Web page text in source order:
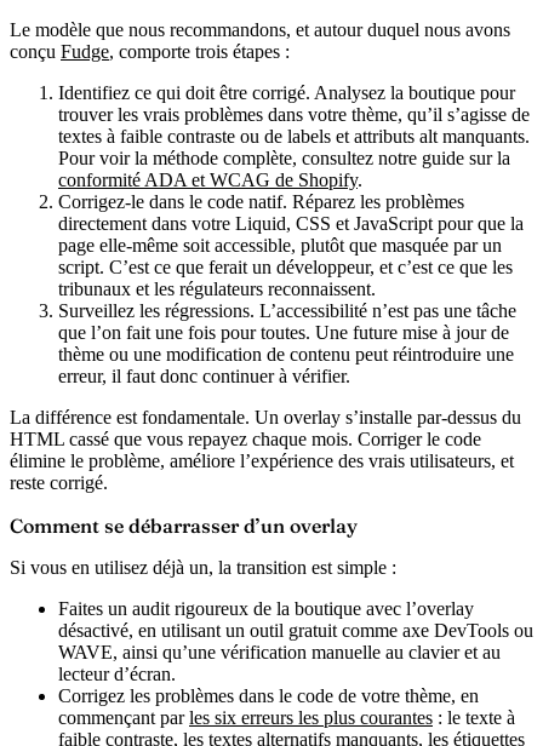
Le modèle que nous recommandons, et autour duquel nous avons
conçu Fudge, comporte trois étapes :
Identifiez ce qui doit être corrigé. Analysez la boutique pour
trouver les vrais problèmes dans votre thème, qu’il s’agisse de
textes à faible contraste ou de labels et attributs alt manquants.
Pour voir la méthode complète, consultez notre guide sur la
conformité ADA et WCAG de Shopify.
Corrigez-le dans le code natif. Réparez les problèmes
directement dans votre Liquid, CSS et JavaScript pour que la
page elle-même soit accessible, plutôt que masquée par un
script. C’est ce que ferait un développeur, et c’est ce que les
tribunaux et les régulateurs reconnaissent.
Surveillez les régressions. L’accessibilité n’est pas une tâche
que l’on fait une fois pour toutes. Une future mise à jour de
thème ou une modification de contenu peut réintroduire une
erreur, il faut donc continuer à vérifier.
La différence est fondamentale. Un overlay s’installe par-dessus du
HTML cassé que vous repayez chaque mois. Corriger le code
élimine le problème, améliore l’expérience des vrais utilisateurs, et
reste corrigé.
Comment se débarrasser d’un overlay
Si vous en utilisez déjà un, la transition est simple :
Faites un audit rigoureux de la boutique avec l’overlay
désactivé, en utilisant un outil gratuit comme axe DevTools ou
WAVE, ainsi qu’une vérification manuelle au clavier et au
lecteur d’écran.
Corrigez les problèmes dans le code de votre thème, en
commençant parles six erreurs les plus courantes : le texte à
faible contraste, les textes alternatifs manquants, les étiquettes